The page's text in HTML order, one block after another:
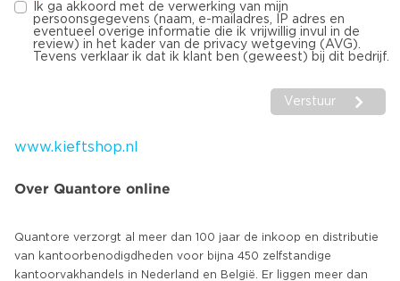
Ik ga akkoord met de verwerking van mijn
persoonsgegevens (naam, e-mailadres, IP adres en
eventueel overige informatie die ik vrijwillig invul in de
review) in het kader van de privacy wetgeving (AVG).
Tevens verklaar ik dat ik klant ben (geweest) bij dit bedrijf.
Verstuur
www.kieftshop.nl
Over Quantore online
Quantore verzorgt al meer dan 100 jaar de inkoop en distributie
van kantoorbenodigdheden voor bijna 450 zelfstandige
kantoorvakhandels in Nederland en België. Er liggen meer dan